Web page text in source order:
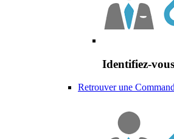
Identifiez-vous
Retrouver une